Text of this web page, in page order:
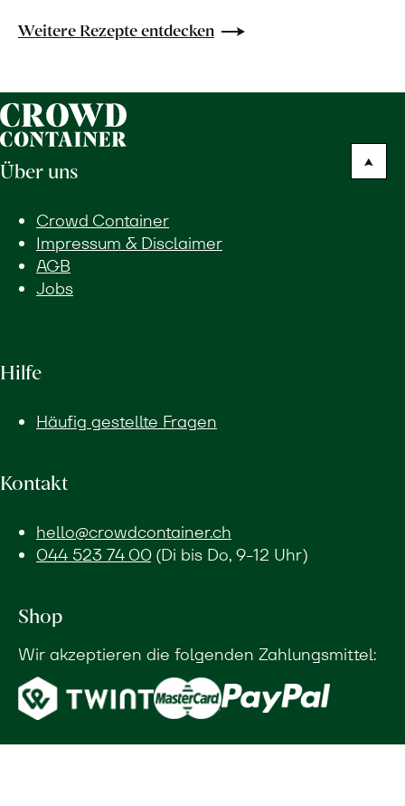
Weitere Rezepte entdecken
Über uns
Crowd Container
Impressum & Disclaimer
AGB
Jobs
Hilfe
Häufig gestellte Fragen
Kontakt
hello@crowdcontainer.ch
044 523 74 00(Di bis Do, 9-12 Uhr)
Shop
Wir akzeptieren die folgenden Zahlungsmittel: